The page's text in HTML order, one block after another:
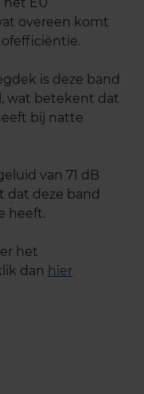
overeen komt
is deze band
wat betekent dat
bij natte
van 71 dB
deze band
heeft.
het
dan hier